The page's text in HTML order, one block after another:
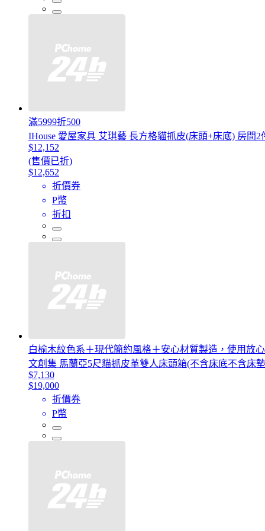
滿5999折500
IHouse 愛屋家具 艾琪藝 長方格貓抓皮(床頭+床底) 房間2
$12,152
(售價已折)
$12,652
折價券
P幣
折扣
白榆木紋色系＋現代簡約風格＋安心材質製造，使用放
文創集 馬蘭亞5尺貓抓皮革雙人床頭箱(不含床底不含床
$7,130
$19,000
折價券
P幣